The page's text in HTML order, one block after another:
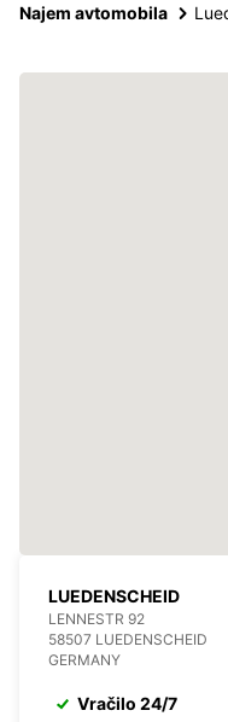
Najem avtomobila
LUEDENSCHEID
LENNESTR 92
58507 LUEDENSCHEID
GERMANY
Vračilo 24/7